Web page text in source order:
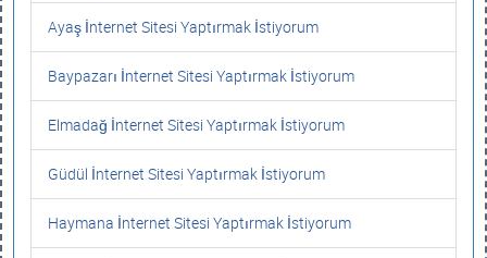
Ayaş İnternet Sitesi Yaptırmak İstiyorum
Baypazarı İnternet Sitesi Yaptırmak İstiyorum
Elmadağ İnternet Sitesi Yaptırmak İstiyorum
Güdül İnternet Sitesi Yaptırmak İstiyorum
Haymana İnternet Sitesi Yaptırmak İstiyorum